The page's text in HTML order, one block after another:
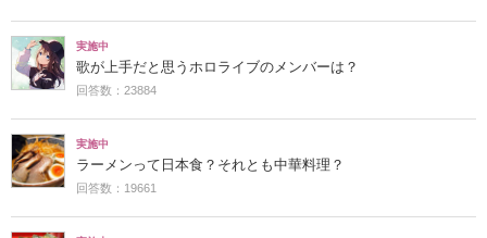
実施中
歌が上手だと思うホロライブのメンバーは？
回答数：23884
実施中
ラーメンって日本食？それとも中華料理？
回答数：19661